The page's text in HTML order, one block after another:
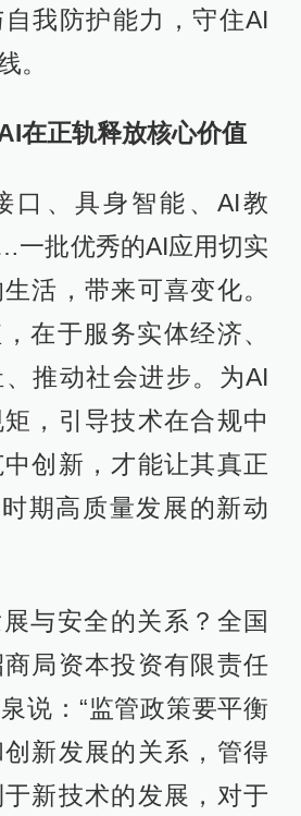
我防护能力，守住AI
。
在正轨释放核心价值
口、具身智能、AI教
批优秀的AI应用切实
活，带来可喜变化。
在于服务实体经济、
推动社会进步。为AI
，引导技术在合规中
创新，才能让其真正
期高质量发展的新动
与安全的关系？全国
局资本投资有限责任
说：“监管政策要平衡
新发展的关系，管得
新技术的发展，对于